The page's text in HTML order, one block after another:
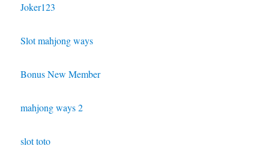
Joker123
Slot mahjong ways
Bonus New Member
mahjong ways 2
slot toto